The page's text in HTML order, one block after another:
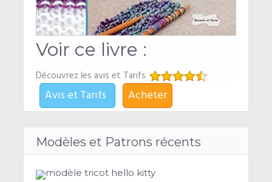
Voir ce livre :
Découvrez les avis et Tarifs
Acheter
Avis et Tarifs
Modèles et Patrons récents
modèle tricot hello kitty